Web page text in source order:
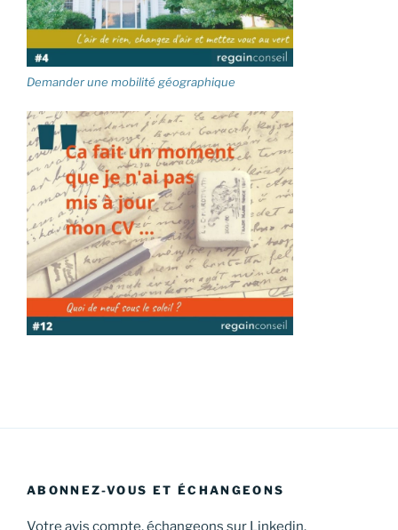
Demander une mobilité géographique
ABONNEZ-VOUS ET ÉCHANGEONS
Votre avis compte, échangeons sur Linkedin.